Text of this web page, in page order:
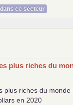
ce secteur
plus riches du
plus riches du
en 2020